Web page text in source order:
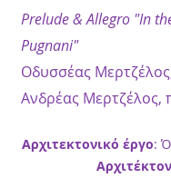
Prelude & Allegro "In
Pugnani"
Οδυσσέας
Ανδρέας Μερτζέλος,
Αρχιτεκτονικό έργο: